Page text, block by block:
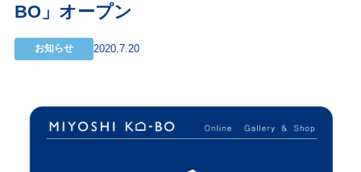
BO」オープン
お知らせ 2020.7.20